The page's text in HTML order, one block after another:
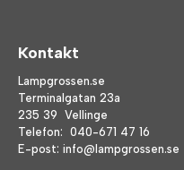
Kontakt
Lampgrossen.se
Terminalgatan 23a
235 39 Vellinge
Telefon: 040-671 47 16
E-post: info@lampgrossen.se